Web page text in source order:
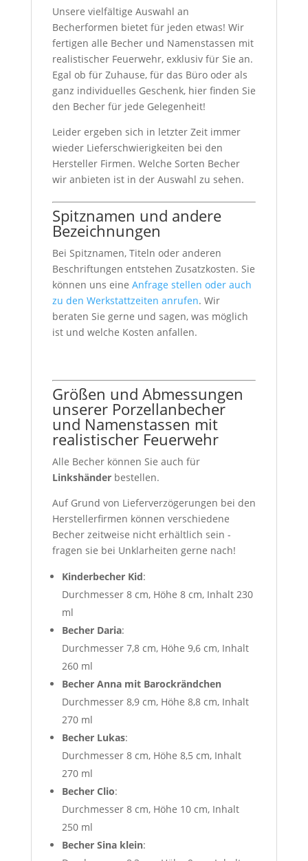
Unsere vielfältige Auswahl an
Becherformen bietet für jeden etwas! Wir
fertigen alle Becher und Namenstassen mit
realistischer Feuerwehr, exklusiv für Sie an.
Egal ob für Zuhause, für das Büro oder als
ganz individuelles Geschenk, hier finden Sie
den Becher für jede Gelegenheit!
Leider ergeben sich in letzter Zeit immer
wieder Lieferschwierigkeiten bei den
Hersteller Firmen. Welche Sorten Becher
wir anbieten ist in der Auswahl zu sehen.
Spitznamen und andere
Bezeichnungen
Bei Spitznamen, Titeln oder anderen
Beschriftungen entstehen Zusatzkosten. Sie
können uns eine Anfrage stellen oder auch
zu den Werkstattzeiten anrufen. Wir
beraten Sie gerne und sagen, was möglich
ist und welche Kosten anfallen.
Größen und Abmessungen
unserer Porzellanbecher
und Namenstassen mit
realistischer Feuerwehr
Alle Becher können Sie auch für
Linkshänderbestellen.
Auf Grund von Lieferverzögerungen bei den
Herstellerfirmen können verschiedene
Becher zeitweise nicht erhältlich sein -
fragen sie bei Unklarheiten gerne nach!
Kinderbecher Kid:
Durchmesser 8 cm, Höhe 8 cm, Inhalt 230
ml
Becher Daria:
Durchmesser 7,8 cm, Höhe 9,6 cm, Inhalt
260 ml
Becher Anna mit Barockrändchen
Durchmesser 8,9 cm, Höhe 8,8 cm, Inhalt
270 ml
Becher Lukas:
Durchmesser 8 cm, Höhe 8,5 cm, Inhalt
270 ml
Becher Clio:
Durchmesser 8 cm, Höhe 10 cm, Inhalt
250 ml
Becher Sina klein: